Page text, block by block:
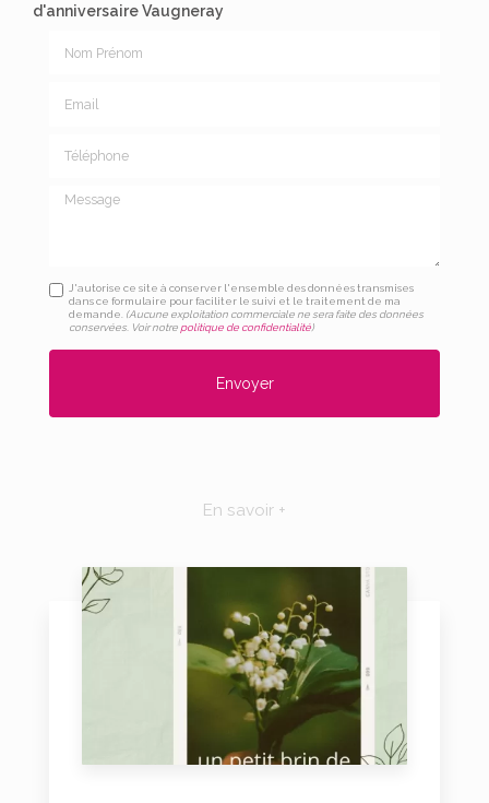
d'anniversaire Vaugneray
Message
J'autorise ce site à conserver l'ensemble des données transmises
dans ce formulaire pour faciliter le suivi et le traitement de ma
demande. (Aucune exploitation commerciale ne sera faite des données
conservées. Voir notre politique de confidentialité)
En savoir +